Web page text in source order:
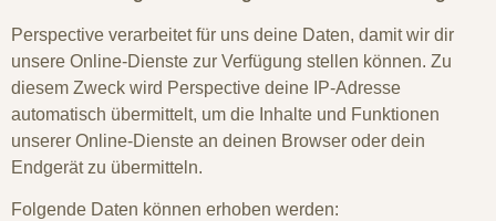
Perspective verarbeitet für uns deine Daten, damit wir dir
unsere Online-Dienste zur Verfügung stellen können. Zu
diesem Zweck wird Perspective deine IP-Adresse
automatisch übermittelt, um die Inhalte und Funktionen
unserer Online-Dienste an deinen Browser oder dein
Endgerät zu übermitteln.
Folgende Daten können erhoben werden: